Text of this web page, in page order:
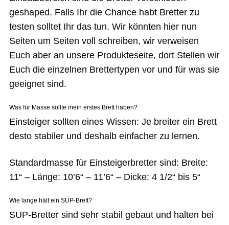
geshaped. Falls Ihr die Chance habt Bretter zu
testen solltet Ihr das tun. Wir könnten hier nun
Seiten um Seiten voll schreiben, wir verweisen
Euch aber an unsere Produkteseite, dort Stellen wir
Euch die einzelnen Brettertypen vor und für was sie
geeignet sind.
Was für Masse sollte mein erstes Brett haben?
Einsteiger sollten eines Wissen: Je breiter ein Brett
desto stabiler und deshalb einfacher zu lernen.
Standardmasse für Einsteigerbretter sind: Breite:
11“ – Länge: 10’6“ – 11’6“ – Dicke: 4 1/2“ bis 5“
Wie lange hält ein SUP-Brett?
SUP-Bretter sind sehr stabil gebaut und halten bei